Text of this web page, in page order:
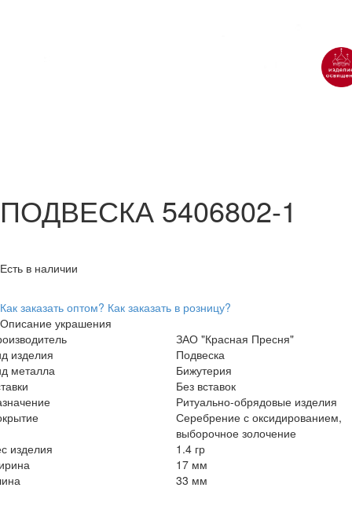
ПОДВЕСКА 5406802-1
Есть в наличии
Как заказать оптом? Как заказать в розницу?
Описание украшения
ЗАО "Красная Пресня"
изделия
Подвеска
металла
Бижутерия
Без вставок
Ритуально-обрядовые изделия
Серебрение с оксидированием,
выборочное золочение
изделия
1.4 гр
17 мм
33 мм